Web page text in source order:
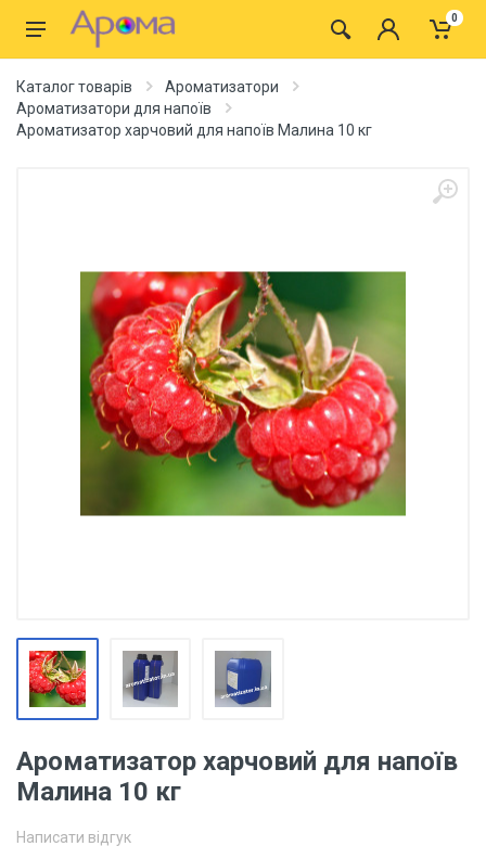
0
Каталог товарів
Ароматизатори
Ароматизатори для напоїв
Ароматизатор харчовий для напоїв Малина 10 кг
Ароматизатор харчовий для напоїв
Малина 10 кг
Написати відгук